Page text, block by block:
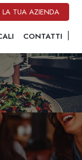
LA TUA AZIENDA
CONTATTI